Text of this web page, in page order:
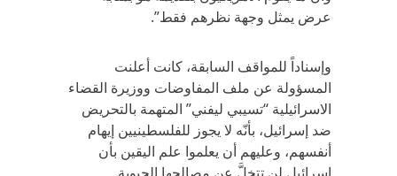
عرض يمثل وجهة نظرهم فقط”.
وإسناداً للمواقف السابقة، كانت أعلنت
المسؤولة عن ملف المفاوضات ووزيرة القضاء
الاسرائيلية “تسيبي ليفني” المتهمة بالتحريض
ضد إسرائيل، بأنّه لا يجوز للفلسطينيين إيهام
أنفسهم، وعليهم أن يعلموا علم اليقين بأن